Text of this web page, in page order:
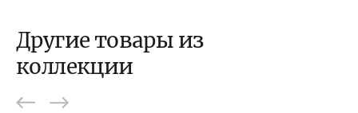
Другие товары из
коллекции